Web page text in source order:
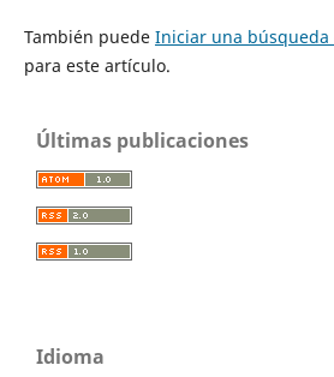
También puede Iniciar una
para este artículo.
Últimas publicaciones
Idioma